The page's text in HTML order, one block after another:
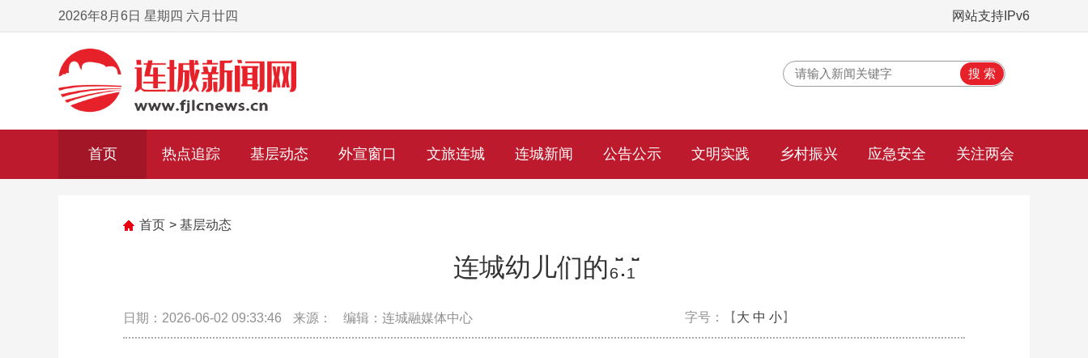
网站支持IPv6
2026年8月6日 星期四 六月廿四
首页 热点追踪 基层动态 外宣窗口 文旅连城 连城新闻 公告公示 文明实践 乡村振兴 应急安全 关注两会
首页 > 基层动态
连城幼儿们的₆̆̈.₁̆̈
日期：2026-06-02 09:33:46 来源： 编辑：连城融媒体中心 字号：【 大 中 小】